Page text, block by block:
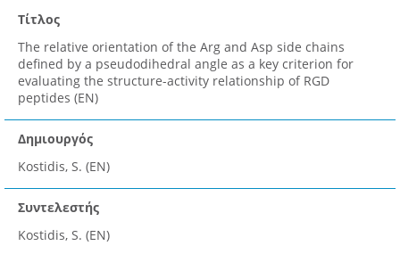
Τίτλος
The relative orientation of the Arg and Asp side chains
defined by a pseudodihedral angle as a key criterion for
evaluating the structure-activity relationship of RGD
peptides (EN)
Δημιουργός
Kostidis, S. (EN)
Συντελεστής
Kostidis, S. (EN)